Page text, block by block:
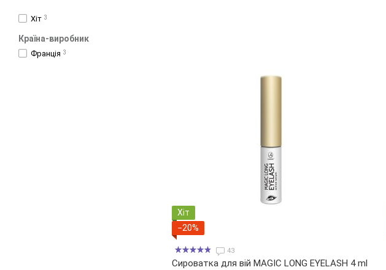
Хіт
−20%
43
Сироватка для вій MAGIC LONG EYELASH 4 ml
Хіт 3
Країна-виробник
Франція 3